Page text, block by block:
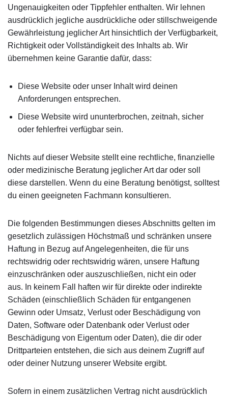
Ungenauigkeiten oder Tippfehler enthalten. Wir lehnen
ausdrücklich jegliche ausdrückliche oder stillschweigende
Gewährleistung jeglicher Art hinsichtlich der Verfügbarkeit,
Richtigkeit oder Vollständigkeit des Inhalts ab. Wir
übernehmen keine Garantie dafür, dass:
Diese Website oder unser Inhalt wird deinen
Anforderungen entsprechen.
Diese Website wird ununterbrochen, zeitnah, sicher
oder fehlerfrei verfügbar sein.
Nichts auf dieser Website stellt eine rechtliche, finanzielle
oder medizinische Beratung jeglicher Art dar oder soll
diese darstellen. Wenn du eine Beratung benötigst, solltest
du einen geeigneten Fachmann konsultieren.
Die folgenden Bestimmungen dieses Abschnitts gelten im
gesetzlich zulässigen Höchstmaß und schränken unsere
Haftung in Bezug auf Angelegenheiten, die für uns
rechtswidrig oder rechtswidrig wären, unsere Haftung
einzuschränken oder auszuschließen, nicht ein oder
aus. In keinem Fall haften wir für direkte oder indirekte
Schäden (einschließlich Schäden für entgangenen
Gewinn oder Umsatz, Verlust oder Beschädigung von
Daten, Software oder Datenbank oder Verlust oder
Beschädigung von Eigentum oder Daten), die dir oder
Drittparteien entstehen, die sich aus deinem Zugriff auf
oder deiner Nutzung unserer Website ergibt.
Sofern in einem zusätzlichen Vertrag nicht ausdrücklich